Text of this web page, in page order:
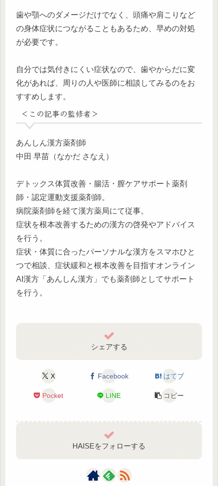
歯や顎へのダメージだけでなく、頭痛や肩こりなど
の身体症状につながることもあるため、早めの対処
が必要です。
自分では気付きにくい症状なので、歯やからだに変
化があれば、周りの人や医師に相談してみるのをお
すすめします。
＜この記事の監修者＞
あんしん漢方薬剤師
中田 早苗（なかだ さなえ）
デトックス体質改善・腸活・膣ケアサポート薬剤
師・認定運動支援薬剤師。
病院薬剤師を経て漢方薬局にて従事。
症状を根本改善するための漢方の啓発やアドバイス
を行う。
症状・体質に合ったパーソナルな漢方をスマホひと
つで相談、症状緩和と根本改善を目指すオンライン
AI漢方「あんしん漢方」でも薬剤師としてサポート
を行う。
シェアする
X Facebook はてブ
Pocket LINE コピー
HAISEをフォローする